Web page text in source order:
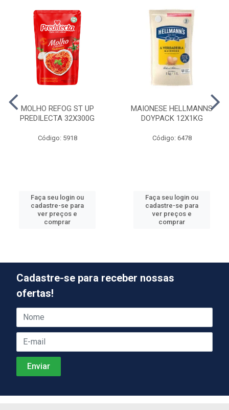
MOLHO REFOG ST UP
PREDILECTA 32X300G
Código: 5918
Faça seu login ou
cadastre-se para
ver preços e
comprar
MAIONESE HELLMANNS
DOYPACK 12X1KG
Código: 6478
Faça seu login ou
cadastre-se para
ver preços e
comprar
Cadastre-se para receber nossas
ofertas!